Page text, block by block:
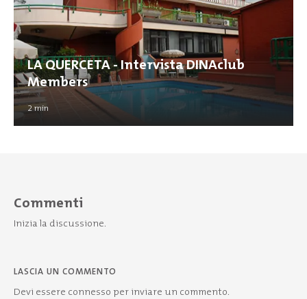
LA QUERCETA - Intervista DINAclub
Members
2min
Commenti
Inizia la discussione.
LASCIA UN COMMENTO
Devi essere connesso per inviare un commento.